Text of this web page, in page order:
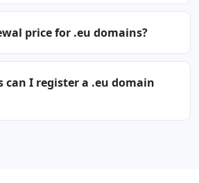
price for .eu domains?
can I register a .eu domain